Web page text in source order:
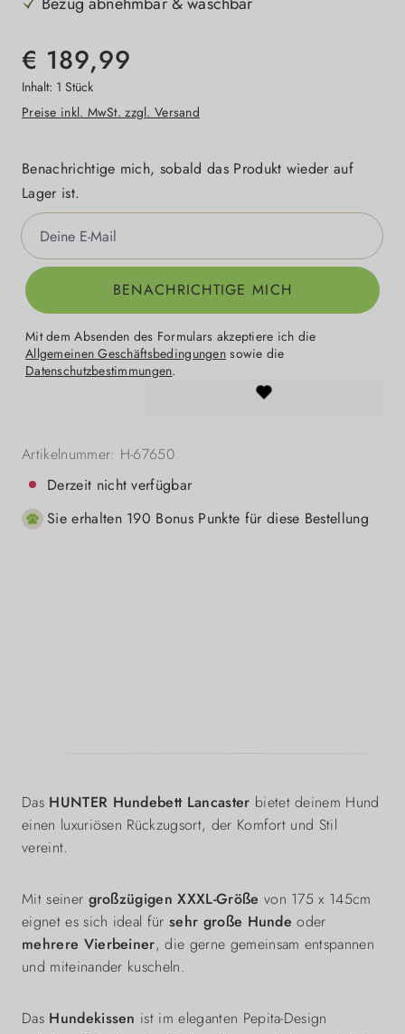
€ 189,99
Inhalt: 1 Stück
Preise inkl. MwSt. zzgl. Versand
Benachrichtige mich, sobald das Produkt wieder auf
Lager ist.
Deine E-Mail
BENACHRICHTIGE MICH
Mit dem Absenden des Formulars akzeptiere ich die
Allgemeinen Geschäftsbedingungensowie die
Datenschutzbestimmungen.
Artikelnummer: H-67650
Derzeit nicht verfügbar
Sie erhalten 190 Bonus Punkte für diese Bestellung
Das HUNTER Hundebett Lancaster bietet deinem Hund
einen luxuriösen Rückzugsort, der Komfort und Stil
vereint.
Mit seiner großzügigen XXXL-Größe von 175 x 145cm
eignet es sich ideal fürsehr große Hunde oder
mehrere Vierbeiner, die gerne gemeinsam entspannen
und miteinander kuscheln.
Das Hundekissen ist im eleganten Pepita-Design